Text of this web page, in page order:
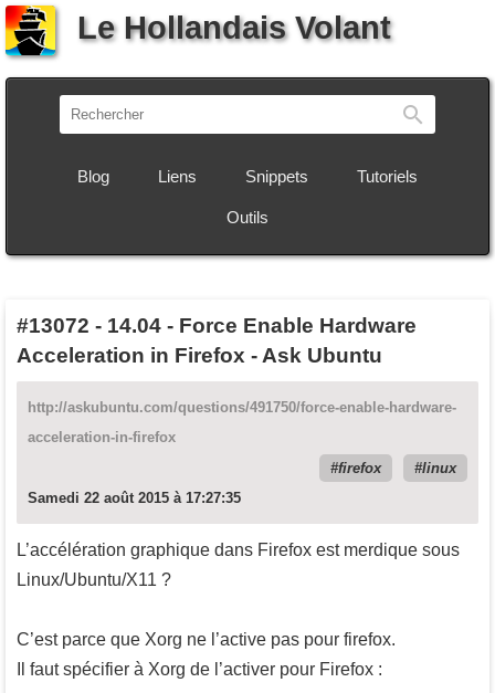
Le Hollandais Volant
Blog Liens Snippets Tutoriels
Outils
#13072 - 14.04 - Force Enable Hardware
Acceleration in Firefox - Ask Ubuntu
http://askubuntu.com/questions/491750/force-enable-hardware-
acceleration-in-firefox
firefox
linux
Samedi 22 août 2015 à 17:27:35
L’accélération graphique dans Firefox est merdique sous
Linux/Ubuntu/X11 ?
C’est parce que Xorg ne l’active pas pour firefox.
Il faut spécifier à Xorg de l’activer pour Firefox :